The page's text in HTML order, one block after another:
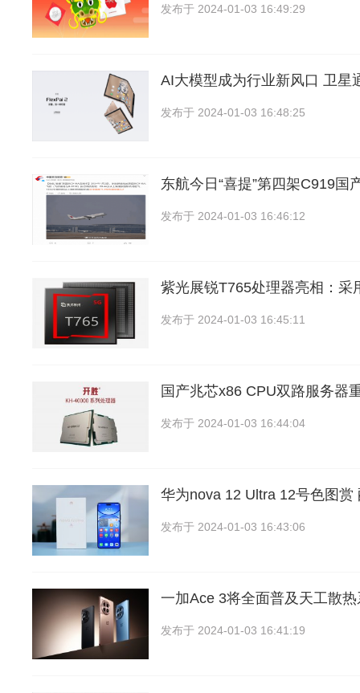
发布于 2024-01-03 16:49:29
AI大模型成为行业新风口 卫星
发布于 2024-01-03 16:48:25
东航今日“喜提”第四架C919国
发布于 2024-01-03 16:46:12
紫光展锐T765处理器亮相：采
发布于 2024-01-03 16:45:11
国产兆芯x86 CPU双路服务器
发布于 2024-01-03 16:44:04
华为nova 12 Ultra 12号色图赏
发布于 2024-01-03 16:43:06
一加Ace 3将全面普及天工散
发布于 2024-01-03 16:41:19